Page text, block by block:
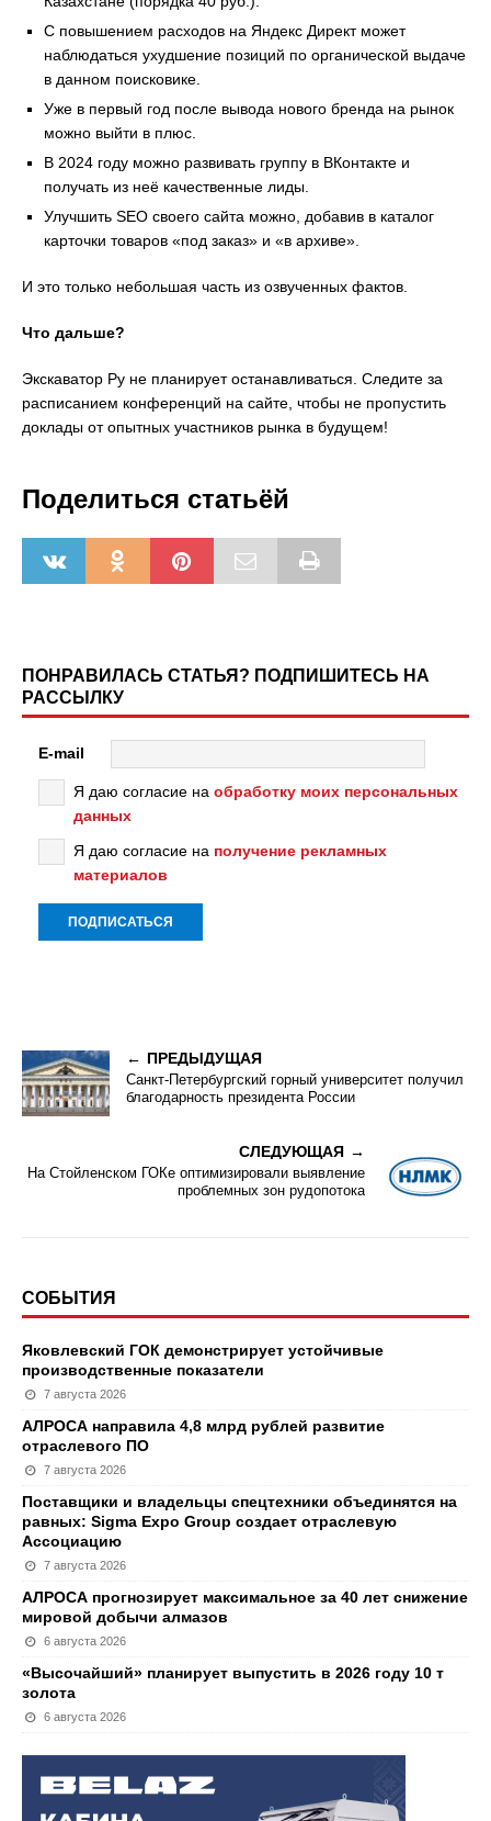
С повышением расходов на Яндекс Директ может
наблюдаться ухудшение позиций по органической выдаче
в данном поисковике.
Уже в первый год после вывода нового бренда на рынок
можно выйти в плюс.
В 2024 году можно развивать группу в ВКонтакте и
получать из неё качественные лиды.
Улучшить SEO своего сайта можно, добавив в каталог
карточки товаров «под заказ» и «в архиве».
И это только небольшая часть из озвученных фактов.
Что дальше?
Экскаватор Ру не планирует останавливаться. Следите за
расписанием конференций на сайте, чтобы не пропустить
доклады от опытных участников рынка в будущем!
Поделиться статьёй
ПОНРАВИЛАСЬ СТАТЬЯ? ПОДПИШИТЕСЬ НА
РАССЫЛКУ
E-mail
Я даю согласие на обработку моих персональных
данных
Я даю согласие на получение рекламных
материалов
ПРЕДЫДУЩАЯ
Санкт-Петербургский горный университет получил
благодарность президента России
СЛЕДУЮЩАЯ
На Стойленском ГОКе оптимизировали выявление
проблемных зон рудопотока
СОБЫТИЯ
Яковлевский ГОК демонстрирует устойчивые
производственные показатели
7 августа 2026
АЛРОСА направила 4,8 млрд рублей развитие
отраслевого ПО
7 августа 2026
Поставщики и владельцы спецтехники объединятся на
равных: Sigma Expo Group создает отраслевую
Ассоциацию
7 августа 2026
АЛРОСА прогнозирует максимальное за 40 лет снижение
мировой добычи алмазов
6 августа 2026
«Высочайший» планирует выпустить в 2026 году 10 т
золота
6 августа 2026